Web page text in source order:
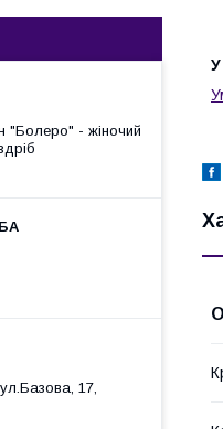
У
"Болеро" - жіночий
17,